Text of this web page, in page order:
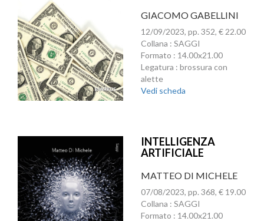
GIACOMO GABELLINI
12/09/2023, pp. 352, € 22.00
Collana : SAGGI
Formato : 14.00x21.00
Legatura : brossura con
alette
Vedi scheda
INTELLIGENZA
ARTIFICIALE
MATTEO DI MICHELE
07/08/2023, pp. 368, € 19.00
Collana : SAGGI
Formato : 14.00x21.00